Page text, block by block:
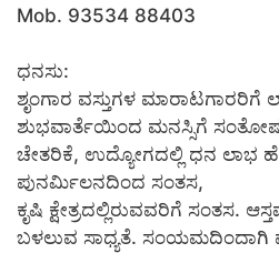
Mob. 93534 88403
ಧನಸು:
ಶೃಂಗಾರ ವಸ್ತುಗಳ ಮಾರಾಟಗಾರರಿಗೆ
ಶುಭವಾರ್ತೆಯಿಂದ ಮನಸ್ಸಿಗೆ
ಚೇತರಿಕೆ, ಉದ್ಯೋಗದಲ್ಲಿ ಧನ ಲಾಭ
ಪುನರ್ಮಿಲನದಿಂದ ಸಂತಸ,
ಕೃಷಿ ಕ್ಷೇತ್ರದಲ್ಲಿರುವವರಿಗೆ ಸಂತಸ.
ಬಳಲುವ ಸಾಧ್ಯತೆ.